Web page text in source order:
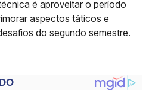
é aproveitar o período
aspectos táticos e
do segundo semestre.